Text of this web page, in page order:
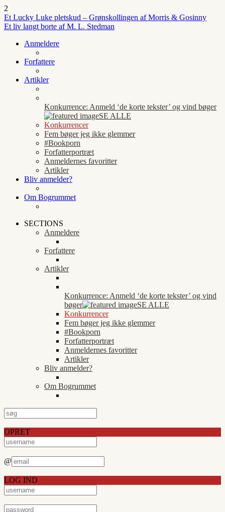
2
Et Lucky Luke pletskud – Grønskollingen af Morris & Gosinny
Et liv langt borte af M. L. Stedman
Anmeldere
Forfattere
Artikler
Konkurrence: Anmeld ‘de korte tekster’ og vind bøger
SE ALLE
Konkurrencer
Fem bøger jeg ikke glemmer
#Bookporn
Forfatterportræt
Anmeldernes favoritter
Artikler
Bliv anmelder?
Om Bogrummet
SECTIONS
Anmeldere
Forfattere
Artikler
Konkurrence: Anmeld ‘de korte tekster’ og vind
bøger
SE ALLE
Konkurrencer
Fem bøger jeg ikke glemmer
#Bookporn
Forfatterportræt
Anmeldernes favoritter
Artikler
Bliv anmelder?
Om Bogrummet
OPRET
@
LOG IND